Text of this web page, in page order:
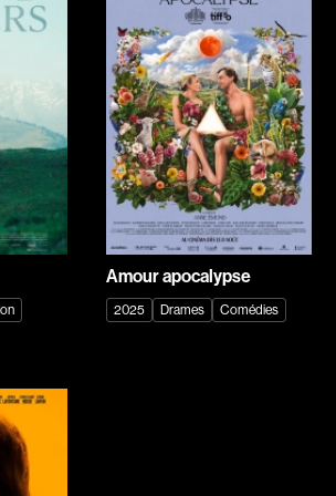
Gilmore Danny
Girard François
Giroux Maxime
Gladu André
Godbout Benoit
Godin Olivier
Goldstein Allan A.
Goupil Pierre
Amour apocalypse
2025 Drames Comédies